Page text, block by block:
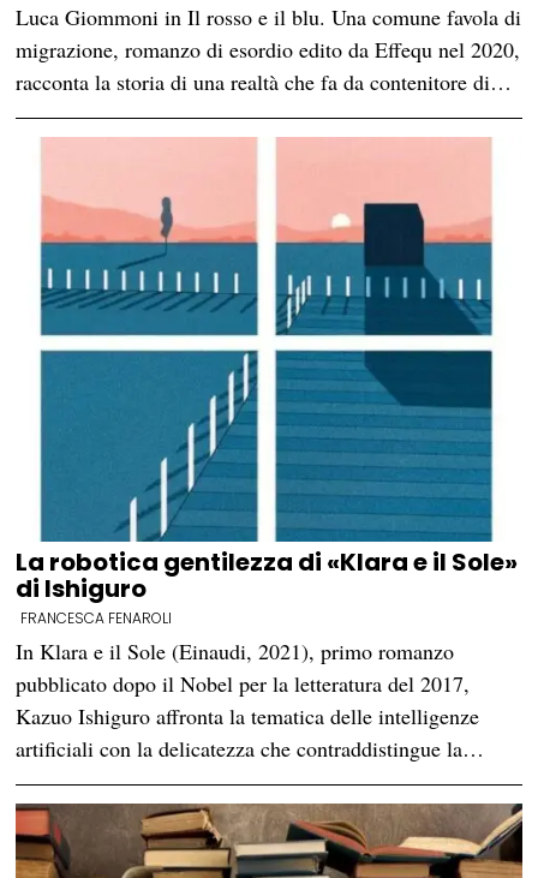
Luca Giommoni in Il rosso e il blu. Una comune favola di
migrazione, romanzo di esordio edito da Effequ nel 2020,
racconta la storia di una realtà che fa da contenitore di…
La robotica gentilezza di «Klara e il Sole»
di Ishiguro
FRANCESCA FENAROLI
In Klara e il Sole (Einaudi, 2021), primo romanzo
pubblicato dopo il Nobel per la letteratura del 2017,
Kazuo Ishiguro affronta la tematica delle intelligenze
artificiali con la delicatezza che contraddistingue la…